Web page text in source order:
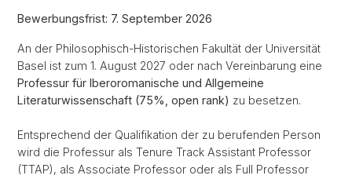
Bewerbungsfrist: 7. September 2026
An der Philosophisch-Historischen Fakultät der Universität
Basel ist zum 1. August 2027 oder nach Vereinbarung eine
Professur für Iberoromanische und Allgemeine
Literaturwissenschaft (75%, open rank) zu besetzen.
Entsprechend der Qualifikation der zu berufenden Person
wird die Professur als Tenure Track Assistant Professor
(TTAP), als Associate Professor oder als Full Professor